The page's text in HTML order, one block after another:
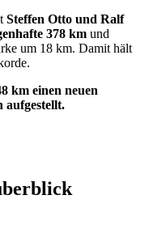
Steffen Otto und Ralf
378 km und
um 18 km. Damit hält
km einen neuen
aufgestellt.